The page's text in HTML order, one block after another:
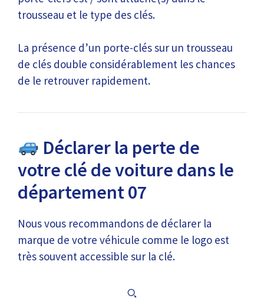
trousseau et le type des clés.
La présence d’un porte-clés sur un trousseau
de clés double considérablement les chances
de le retrouver rapidement.
Déclarer la perte de
votre clé de voiture dans le
département 07
Nous vous recommandons de déclarer la
marque de votre véhicule comme le logo est
très souvent accessible sur la clé.